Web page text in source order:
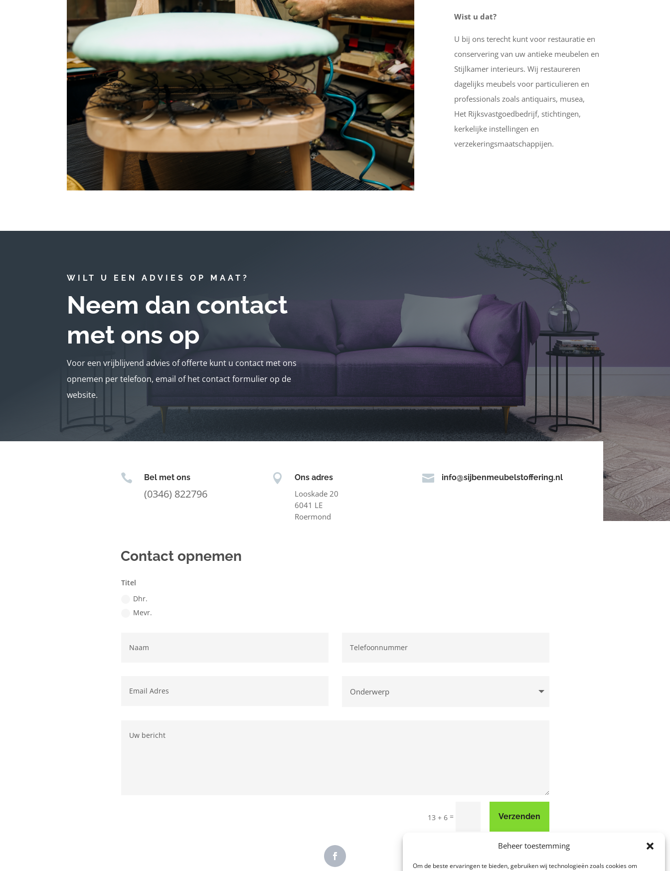
Beheer toestemming
Om de beste ervaringen te bieden, gebruiken wij technologieën zoals cookies om
Wist u dat?
U bij ons terecht kunt voor restauratie en
conservering van uw antieke meubelen en
Stijlkamer interieurs. Wij restaureren
dagelijks meubels voor particulieren en
professionals zoals antiquairs, musea,
Het Rijksvastgoedbedrijf, stichtingen,
kerkelijke instellingen en
verzekeringsmaatschappijen.
WILT U EEN ADVIES OP MAAT?
Neem dan contact
met ons op
Voor een vrijblijvend advies of offerte kunt u contact met ons
opnemen per telefoon, email of het contact formulier op de
website.
 Bel met ons
(0346) 822796
 Ons adres
Looskade 20
6041 LE
Roermond
 info@sijbenmeubelstoffering.nl
Contact opnemen
Titel
Dhr.
Mevr.
13 + 6 = Verzenden